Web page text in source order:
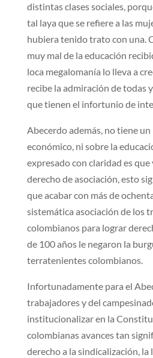
distintas clases sociales,
tal laya que se refiere a las
hubiera tenido trato con una.
muy mal de la educación
loca megalomanía lo lleva a
recibe la admiración de todas
que tienen el infortunio de
Abecerdo además, no tiene
económico, ni sobre la
expresado con claridad es que
derecho de asociación, esto
que acabar con más de
sistemática asociación de los
colombianos para lograr
de 100 años le negaron la
terratenientes colombianos.
Infortunadamente para el
trabajadores y del
institucionalizar en la
colombianas avances tan
derecho a la sindicalización, la